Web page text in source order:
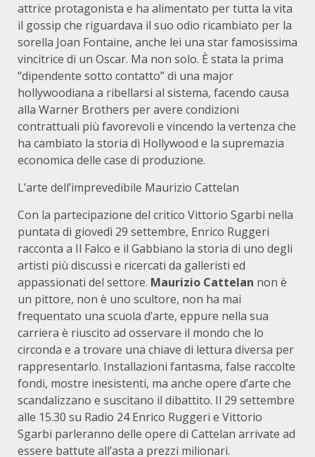
attrice protagonista e ha alimentato per tutta la vita
il gossip che riguardava il suo odio ricambiato per la
sorella Joan Fontaine, anche lei una star famosissima
vincitrice di un Oscar. Ma non solo. È stata la prima
“dipendente sotto contatto” di una major
hollywoodiana a ribellarsi al sistema, facendo causa
alla Warner Brothers per avere condizioni
contrattuali più favorevoli e vincendo la vertenza che
ha cambiato la storia di Hollywood e la supremazia
economica delle case di produzione.
L’arte dell’imprevedibile Maurizio Cattelan
Con la partecipazione del critico Vittorio Sgarbi nella
puntata di giovedì 29 settembre, Enrico Ruggeri
racconta a Il Falco e il Gabbiano la storia di uno degli
artisti più discussi e ricercati da galleristi ed
appassionati del settore. Maurizio Cattelan non è
un pittore, non è uno scultore, non ha mai
frequentato una scuola d’arte, eppure nella sua
carriera è riuscito ad osservare il mondo che lo
circonda e a trovare una chiave di lettura diversa per
rappresentarlo. Installazioni fantasma, false raccolte
fondi, mostre inesistenti, ma anche opere d’arte che
scandalizzano e suscitano il dibattito. Il 29 settembre
alle 15.30 su Radio 24 Enrico Ruggeri e Vittorio
Sgarbi parleranno delle opere di Cattelan arrivate ad
essere battute all’asta a prezzi milionari.